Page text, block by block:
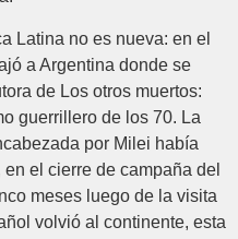
Latina no es nueva: en el
a Argentina donde se
de Los otros muertos:
guerrillero de los 70. La
por Milei había
el cierre de campaña del
meses luego de la visita
volvió al continente, esta